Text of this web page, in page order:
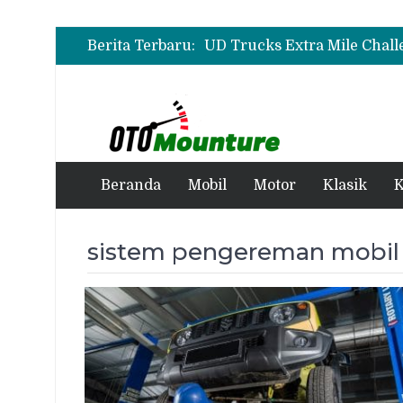
Berita Terbaru:
Beranda Mobil Motor Klasik
sistem pengereman mobil